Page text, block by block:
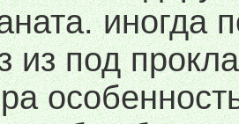
иногда
из под